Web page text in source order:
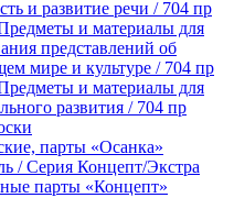
и развитие речи / 704 пр
и материалы для
представлений об
мире и культуре / 704 пр
и материалы для
развития / 704 пр
парты «Осанка»
/ Серия Концепт/Экстра
парты «Концепт»